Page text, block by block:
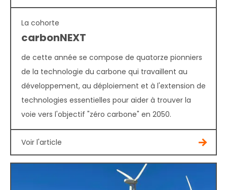
La cohorte
carbonNEXT
de cette année se compose de quatorze pionniers
de la technologie du carbone qui travaillent au
développement, au déploiement et à l'extension de
technologies essentielles pour aider à trouver la
voie vers l'objectif "zéro carbone" en 2050.
Voir l'article